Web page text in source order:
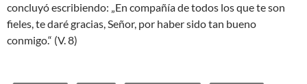
concluyó escribiendo: „En compañía de todos los que te son
fieles, te daré gracias, Señor, por haber sido tan bueno
conmigo.“ (V. 8)